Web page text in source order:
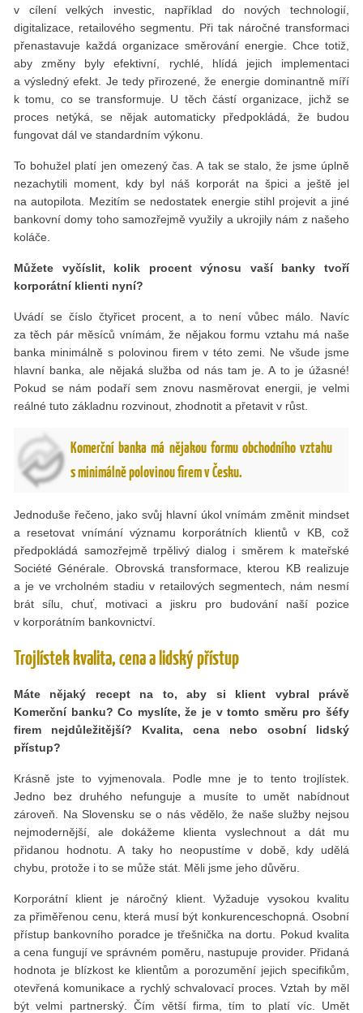
v cílení velkých investic, například do nových technologií,
digitalizace, retailového segmentu. Při tak náročné transformaci
přenastavuje každá organizace směrování energie. Chce totiž,
aby změny byly efektivní, rychlé, hlídá jejich implementaci
a výsledný efekt. Je tedy přirozené, že energie dominantně míří
k tomu, co se transformuje. U těch částí organizace, jichž se
proces netýká, se nějak automaticky předpokládá, že budou
fungovat dál ve standardním výkonu.
To bohužel platí jen omezený čas. A tak se stalo, že jsme úplně
nezachytili moment, kdy byl náš korporát na špici a ještě jel
na autopilota. Mezitím se nedostatek energie stihl projevit a jiné
bankovní domy toho samozřejmě využily a ukrojily nám z našeho
koláče.
Můžete vyčíslit, kolik procent výnosu vaší banky tvoří
korporátní klienti nyní?
Uvádí se číslo čtyřicet procent, a to není vůbec málo. Navíc
za těch pár měsíců vnímám, že nějakou formu vztahu má naše
banka minimálně s polovinou firem v této zemi. Ne všude jsme
hlavní banka, ale nějaká služba od nás tam je. A to je úžasné!
Pokud se nám podaří sem znovu nasměrovat energii, je velmi
reálné tuto základnu rozvinout, zhodnotit a přetavit v růst.
Komerční banka má nějakou formu obchodního vztahu
s minimálně polovinou firem v Česku.
Jednoduše řečeno, jako svůj hlavní úkol vnímám změnit mindset
a resetovat vnímání významu korporátních klientů v KB, což
předpokládá samozřejmě trpělivý dialog i směrem k mateřské
Société Générale. Obrovská transformace, kterou KB realizuje
a je ve vrcholném stadiu v retailových segmentech, nám nesmí
brát sílu, chuť, motivaci a jiskru pro budování naší pozice
v korporátním bankovnictví.
Trojlístek kvalita, cena a lidský přístup
Máte nějaký recept na to, aby si klient vybral právě
Komerční banku? Co myslíte, že je v tomto směru pro šéfy
firem nejdůležitější? Kvalita, cena nebo osobní lidský
přístup?
Krásně jste to vyjmenovala. Podle mne je to tento trojlístek.
Jedno bez druhého nefunguje a musíte to umět nabídnout
zároveň. Na Slovensku se o nás vědělo, že naše služby nejsou
nejmodernější, ale dokážeme klienta vyslechnout a dát mu
přidanou hodnotu. A taky ho neopustíme v době, kdy udělá
chybu, protože i to se může stát. Měli jsme jeho důvěru.
Korporátní klient je náročný klient. Vyžaduje vysokou kvalitu
za přiměřenou cenu, která musí být konkurenceschopná. Osobní
přístup bankovního poradce je třešnička na dortu. Pokud kvalita
a cena fungují ve správném poměru, nastupuje provider. Přidaná
hodnota je blízkost ke klientům a porozumění jejich specifikům,
otevřená komunikace a rychlý schvalovací proces. Vztah by měl
být velmi partnerský. Čím větší firma, tím to platí víc. Umět